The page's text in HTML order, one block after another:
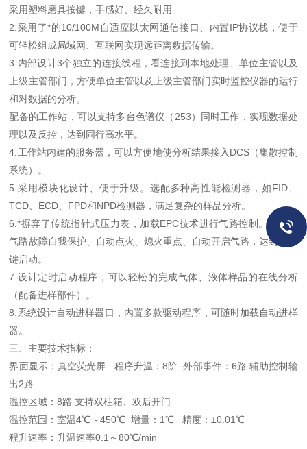
采用塑料磨具按键，手感好、经久耐用
2.采用了*的10/100M自适应以太网通信接口、内置IP协议栈，便于
可轻松组成局域网、互联网实现远距离数据传输。
3.内部设计3个独立的连接线程，看连接到本地处理、单位主管以及
上级主管部门，方便单位主管以及上级主管部门实时监控仪器的运行
和对数据的分析。
配备的工作站，可以支持多台色谱仪（253）同时工作，实现数据处
理以及反控，达到同行高水平。
4.工作站内建的服务器，可以方便地使分析结果接入DCS（集散控制
系统）。
5.采用模块化设计、便于升级。选配多种高性能检测器，如FID、
TCD、ECD、FPD和NPD检测器，满足复杂的样品分析。
6.*摒弃了传统指针式压力表，加载EPC技术进行气路控制。实现了
气路故障自我保护、自动点火、熄火重点、自动开启气路，达到了一
键启动。
7.设计定时启动程序，可以轻松的完成气体、液体样品的在线分析
（配备进样部件）。
8.系统设计自动进样器口，内置多款驱动程序，可随时加载自动进样
器。
三、主要技术指标：
界面显示：真空荧光屏 程序升温：8阶 外部事件：6路 辅助控制输
出2路
温控区域：8路 支持双柱箱、双后开门
温控范围：室温4℃～450℃ 增量：1℃ 精度：±0.01℃
程升速率：升温速率0.1～80℃/min